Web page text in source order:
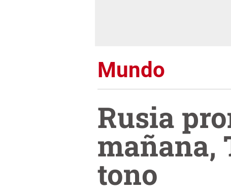
Mundo
Rusia
mañana,
tono